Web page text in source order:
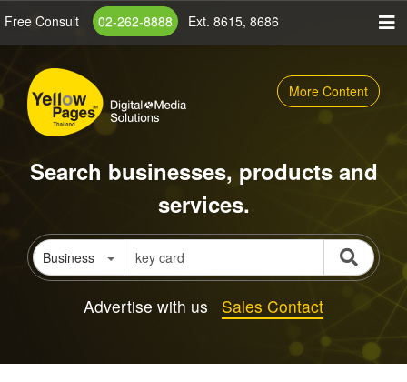
content
Free Consult 02-262-8888 Ext. 8615, 8686
More Content
Search businesses, products and
services.
Business
Advertise with us Sales Contact